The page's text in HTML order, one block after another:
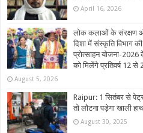
April 16, 2026
लोक कलाओं के संरक्षण
दिशा में संस्कृति विभाग
प्रोत्साहन योजना-
को मिलेंगे प्रतिवर्ष 12 से
August 5, 2026
Raipur: 1 सितंबर से
तो लौटना पड़ेगा खाली
August 30, 2025